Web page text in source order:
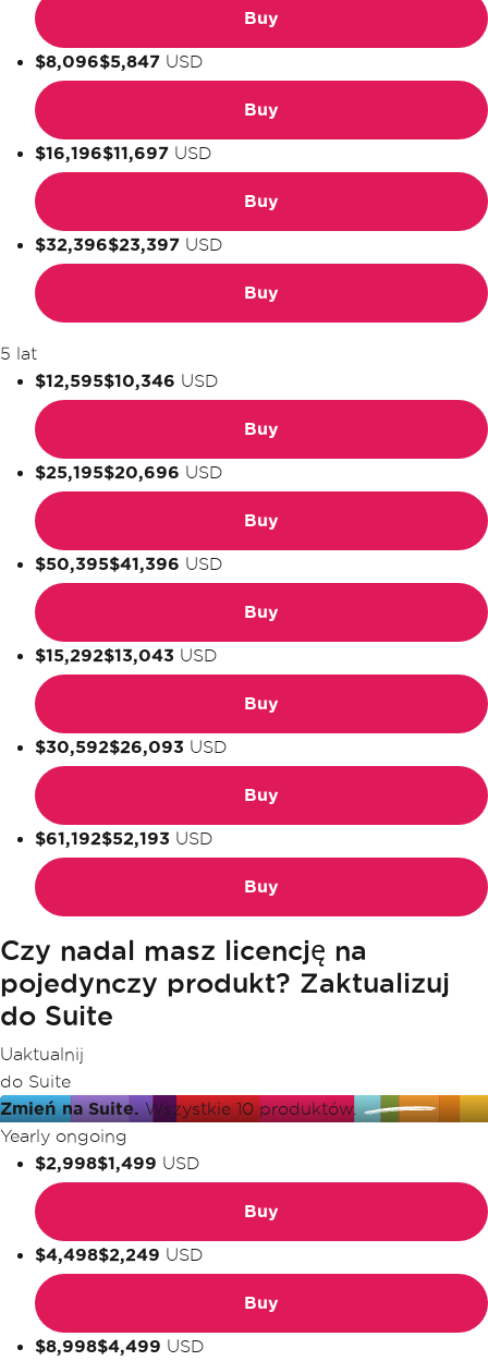
Buy
$8,096$5,847 USD
Buy
$16,196$11,697 USD
Buy
$32,396$23,397 USD
Buy
5 lat
$12,595$10,346 USD
Buy
$25,195$20,696 USD
Buy
$50,395$41,396 USD
Buy
$15,292$13,043 USD
Buy
$30,592$26,093 USD
Buy
$61,192$52,193 USD
Buy
Czy nadal masz licencję na
pojedynczy produkt? Zaktualizuj
do Suite
Uaktualnij
do Suite
Zmień na Suite.Wszystkie 10 produktów.
Yearly ongoing
$2,998$1,499 USD
Buy
$4,498$2,249 USD
Buy
$8,998$4,499 USD